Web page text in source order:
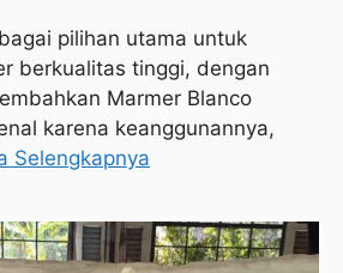
pilihan utama untuk
berkualitas tinggi, dengan
Marmer Blanco
karena keanggunannya,
Selengkapnya